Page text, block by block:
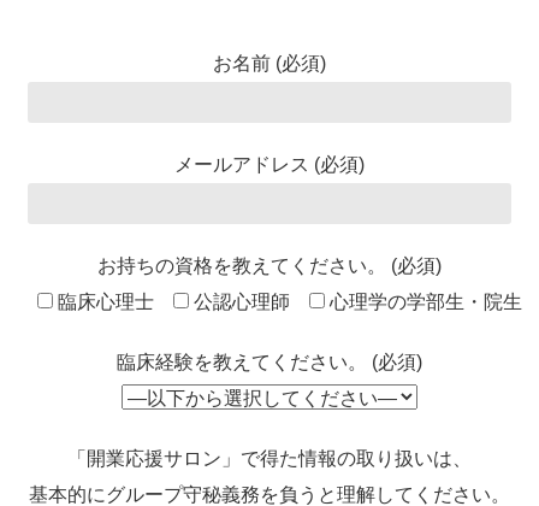
お名前 (必須)
メールアドレス (必須)
お持ちの資格を教えてください。 (必須)
臨床心理士
公認心理師 心理学の学部生・院生
臨床経験を教えてください。 (必須)
「開業応援サロン」で得た情報の取り扱いは、
基本的にグループ守秘義務を負うと理解してください。